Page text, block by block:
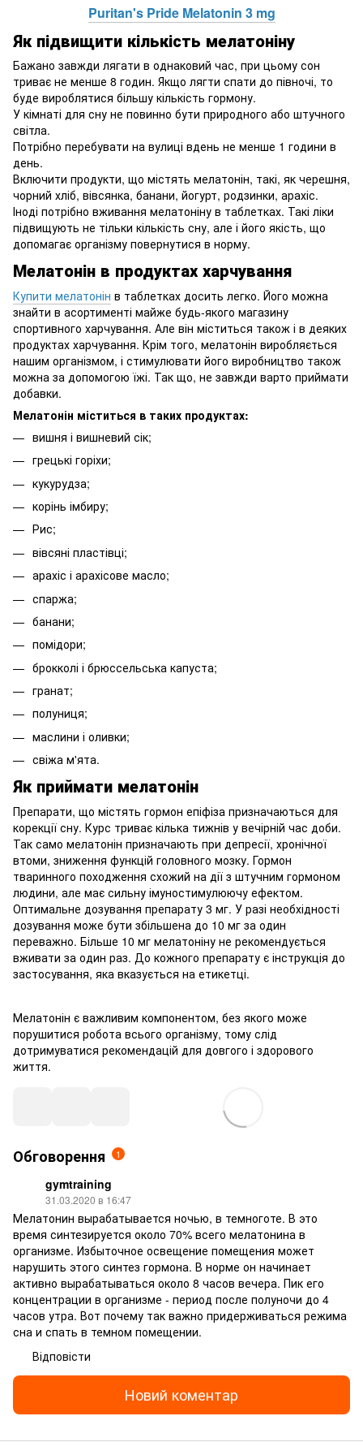
Puritan's Pride Melatonin 3 mg
Як підвищити кількість мелатоніну
Бажано завжди лягати в однаковий час, при цьому сон
триває не менше 8 годин. Якщо лягти спати до півночі, то
буде вироблятися більшу кількість гормону.
У кімнаті для сну не повинно бути природного або штучного
світла.
Потрібно перебувати на вулиці вдень не менше 1 години в
день.
Включити продукти, що містять мелатонін, такі, як черешня,
чорний хліб, вівсянка, банани, йогурт, родзинки, арахіс.
Іноді потрібно вживання мелатоніну в таблетках. Такі ліки
підвищують не тільки кількість сну, але і його якість, що
допомагає організму повернутися в норму.
Мелатонін в продуктах харчування
Купити мелатонін в таблетках досить легко. Його можна
знайти в асортименті майже будь-якого магазину
спортивного харчування. Але він міститься також і в деяких
продуктах харчування. Крім того, мелатонін виробляється
нашим організмом, і стимулювати його виробництво також
можна за допомогою їжі. Так що, не завжди варто приймати
добавки.
Мелатонін міститься в таких продуктах:
вишня і вишневий сік;
грецькі горіхи;
кукурудза;
корінь імбиру;
Рис;
вівсяні пластівці;
арахіс і арахісове масло;
спаржа;
банани;
помідори;
брокколі і брюссельська капуста;
гранат;
полуниця;
маслини і оливки;
свіжа м'ята.
Як приймати мелатонін
Препарати, що містять гормон епіфіза призначаються для
корекції сну. Курс триває кілька тижнів у вечірній час доби.
Так само мелатонін призначають при депресії, хронічної
втоми, зниження функцій головного мозку. Гормон
тваринного походження схожий на дії з штучним гормоном
людини, але має сильну імуностимулюючу ефектом.
Оптимальне дозування препарату 3 мг. У разі необхідності
дозування може бути збільшена до 10 мг за один
переважно. Більше 10 мг мелатоніну не рекомендується
вживати за один раз. До кожного препарату є інструкція до
застосування, яка вказується на етикетці.
Мелатонін є важливим компонентом, без якого може
порушитися робота всього організму, тому слід
дотримуватися рекомендацій для довгого і здорового
життя.
Обговорення 1
gymtraining
31.03.2020 в 16:47
Мелатонин вырабатывается ночью, в темноготе. В это
время синтезируется около 70% всего мелатонина в
организме. Избыточное освещение помещения может
нарушить этого синтез гормона. В норме он начинает
активно вырабатываться около 8 часов вечера. Пик его
концентрации в организме - период после полуночи до 4
часов утра. Вот почему так важно придерживаться режима
сна и спать в темном помещении.
Відповісти
Новий коментар